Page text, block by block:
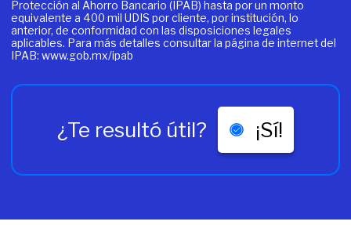
Protección al Ahorro Bancario (IPAB) hasta por un monto
equivalente a 400 mil UDIS por cliente, por institución, lo
anterior, de conformidad con las disposiciones legales
aplicables. Para más detalles consultar la página de internet del
IPAB: www.gob.mx/ipab
¿Te resultó útil? ¡Sí!